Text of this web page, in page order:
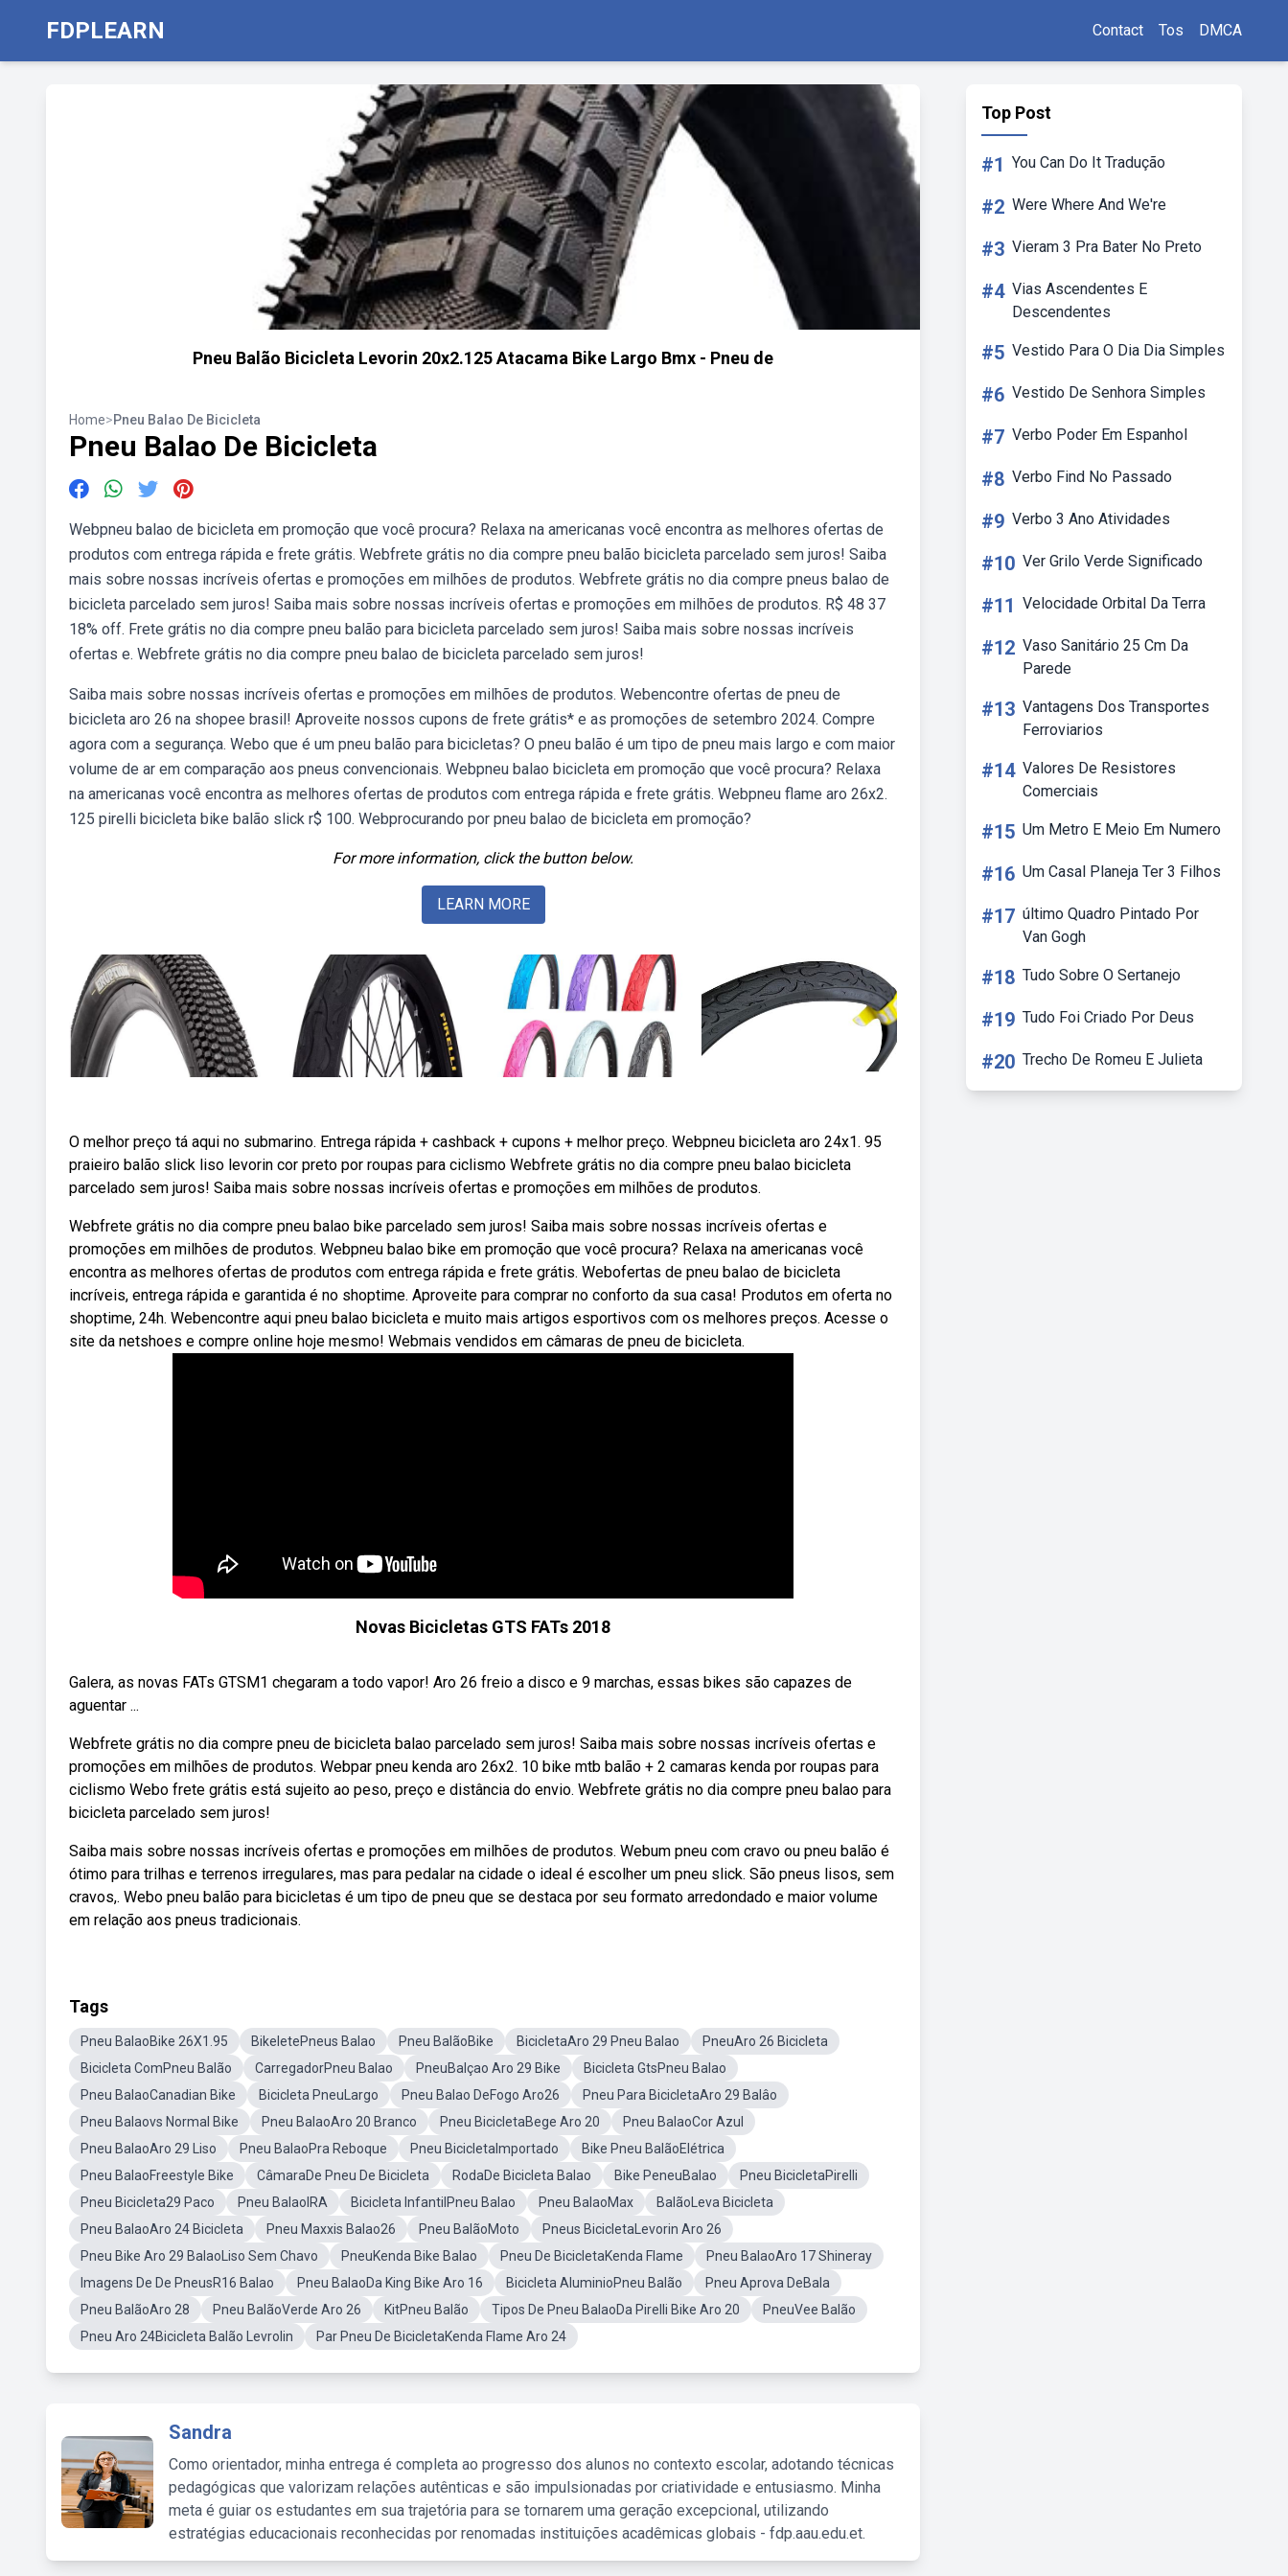
FDPLEARN Contact Tos DMCA
Pneu Balão Bicicleta Levorin 20x2.125 Atacama Bike Largo Bmx - Pneu de
Home>Pneu Balao De Bicicleta
Pneu Balao De Bicicleta
Webpneu balao de bicicleta em promoção que você procura? Relaxa na americanas você encontra as melhores ofertas de
produtos com entrega rápida e frete grátis. Webfrete grátis no dia compre pneu balão bicicleta parcelado sem juros! Saiba
mais sobre nossas incríveis ofertas e promoções em milhões de produtos. Webfrete grátis no dia compre pneus balao de
bicicleta parcelado sem juros! Saiba mais sobre nossas incríveis ofertas e promoções em milhões de produtos. R$ 48 37
18% off. Frete grátis no dia compre pneu balão para bicicleta parcelado sem juros! Saiba mais sobre nossas incríveis
ofertas e. Webfrete grátis no dia compre pneu balao de bicicleta parcelado sem juros!
Saiba mais sobre nossas incríveis ofertas e promoções em milhões de produtos. Webencontre ofertas de pneu de
bicicleta aro 26 na shopee brasil! Aproveite nossos cupons de frete grátis* e as promoções de setembro 2024. Compre
agora com a segurança. Webo que é um pneu balão para bicicletas? O pneu balão é um tipo de pneu mais largo e com maior
volume de ar em comparação aos pneus convencionais. Webpneu balao bicicleta em promoção que você procura? Relaxa
na americanas você encontra as melhores ofertas de produtos com entrega rápida e frete grátis. Webpneu flame aro 26x2.
125 pirelli bicicleta bike balão slick r$ 100. Webprocurando por pneu balao de bicicleta em promoção?
For more information, click the button below.
LEARN MORE
O melhor preço tá aqui no submarino. Entrega rápida + cashback + cupons + melhor preço. Webpneu bicicleta aro 24x1. 95
praieiro balão slick liso levorin cor preto por roupas para ciclismo Webfrete grátis no dia compre pneu balao bicicleta
parcelado sem juros! Saiba mais sobre nossas incríveis ofertas e promoções em milhões de produtos.
Webfrete grátis no dia compre pneu balao bike parcelado sem juros! Saiba mais sobre nossas incríveis ofertas e
promoções em milhões de produtos. Webpneu balao bike em promoção que você procura? Relaxa na americanas você
encontra as melhores ofertas de produtos com entrega rápida e frete grátis. Webofertas de pneu balao de bicicleta
incríveis, entrega rápida e garantida é no shoptime. Aproveite para comprar no conforto da sua casa! Produtos em oferta no
shoptime, 24h. Webencontre aqui pneu balao bicicleta e muito mais artigos esportivos com os melhores preços. Acesse o
site da netshoes e compre online hoje mesmo! Webmais vendidos em câmaras de pneu de bicicleta.
Novas Bicicletas GTS FATs 2018
Galera, as novas FATs GTSM1 chegaram a todo vapor! Aro 26 freio a disco e 9 marchas, essas bikes são capazes de
aguentar ...
Webfrete grátis no dia compre pneu de bicicleta balao parcelado sem juros! Saiba mais sobre nossas incríveis ofertas e
promoções em milhões de produtos. Webpar pneu kenda aro 26x2. 10 bike mtb balão + 2 camaras kenda por roupas para
ciclismo Webo frete grátis está sujeito ao peso, preço e distância do envio. Webfrete grátis no dia compre pneu balao para
bicicleta parcelado sem juros!
Saiba mais sobre nossas incríveis ofertas e promoções em milhões de produtos. Webum pneu com cravo ou pneu balão é
ótimo para trilhas e terrenos irregulares, mas para pedalar na cidade o ideal é escolher um pneu slick. São pneus lisos, sem
cravos,. Webo pneu balão para bicicletas é um tipo de pneu que se destaca por seu formato arredondado e maior volume
em relação aos pneus tradicionais.
Tags
Pneu BalaoBike 26X1.95 BikeletePneus Balao Pneu BalãoBike BicicletaAro 29 Pneu Balao
PneuAro 26 Bicicleta
Bicicleta ComPneu Balão
CarregadorPneu Balao PneuBalçao Aro 29 Bike
Bicicleta GtsPneu Balao
Pneu BalaoCanadian Bike
Bicicleta PneuLargo Pneu Balao DeFogo Aro26
Pneu Para BicicletaAro 29 Balâo
Pneu Balaovs Normal Bike
Pneu BalaoAro 20 Branco Pneu BicicletaBege Aro 20
Pneu BalaoCor Azul
Pneu BalaoAro 29 Liso
Pneu BalaoPra Reboque Pneu BicicletaImportado
Bike Pneu BalãoElétrica
Pneu BalaoFreestyle Bike
CâmaraDe Pneu De Bicicleta RodaDe Bicicleta Balao Bike PeneuBalao
Pneu BicicletaPirelli
Pneu Bicicleta29 Paco
Pneu BalaoIRA Bicicleta InfantilPneu Balao Pneu BalaoMax
BalãoLeva Bicicleta
Pneu BalaoAro 24 Bicicleta
Pneu Maxxis Balao26 Pneu BalãoMoto
Pneus BicicletaLevorin Aro 26
Pneu Bike Aro 29 BalaoLiso Sem Chavo
PneuKenda Bike Balao Pneu De BicicletaKenda Flame
Pneu BalaoAro 17 Shineray
Imagens De De PneusR16 Balao
Pneu BalaoDa King Bike Aro 16 Bicicleta AluminioPneu Balão
Pneu Aprova DeBala
Pneu BalãoAro 28
Pneu BalãoVerde Aro 26 KitPneu Balão Tipos De Pneu BalaoDa Pirelli Bike Aro 20
PneuVee Balão
Pneu Aro 24Bicicleta Balão Levrolin
Par Pneu De BicicletaKenda Flame Aro 24
Sandra
Como orientador, minha entrega é completa ao progresso dos alunos no contexto escolar, adotando técnicas
pedagógicas que valorizam relações autênticas e são impulsionadas por criatividade e entusiasmo. Minha
meta é guiar os estudantes em sua trajetória para se tornarem uma geração excepcional, utilizando
estratégias educacionais reconhecidas por renomadas instituições acadêmicas globais - fdp.aau.edu.et.
Top Post
#1 You Can Do It Tradução
#2 Were Where And We're
#3 Vieram 3 Pra Bater No Preto
#4 Vias Ascendentes E
Descendentes
#5 Vestido Para O Dia Dia Simples
#6 Vestido De Senhora Simples
#7 Verbo Poder Em Espanhol
#8 Verbo Find No Passado
#9 Verbo 3 Ano Atividades
#10 Ver Grilo Verde Significado
#11 Velocidade Orbital Da Terra
#12 Vaso Sanitário 25 Cm Da
Parede
#13 Vantagens Dos Transportes
Ferroviarios
#14 Valores De Resistores
Comerciais
#15 Um Metro E Meio Em Numero
#16 Um Casal Planeja Ter 3 Filhos
#17 último Quadro Pintado Por
Van Gogh
#18 Tudo Sobre O Sertanejo
#19 Tudo Foi Criado Por Deus
#20 Trecho De Romeu E Julieta